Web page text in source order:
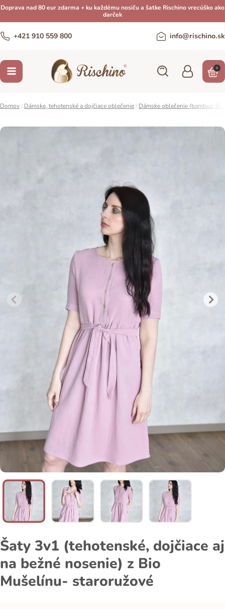
Doprava nad 80 eur zdarma + ku každému nosiču a šatke Rischino vrecúško ako
darček
+421 910 559 800 info@rischino.sk
0
Domov/ Dámske, tehotenské a dojčiace oblečenie/ Dámske oblečenie (bambus,
Šaty 3v1 (tehotenské, dojčiace aj
na bežné nosenie) z Bio
Mušelínu- staroružové